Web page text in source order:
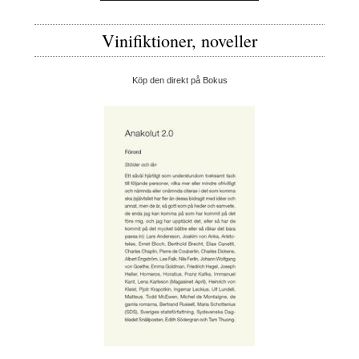
Vinifiktioner, noveller
Köp den direkt på Bokus